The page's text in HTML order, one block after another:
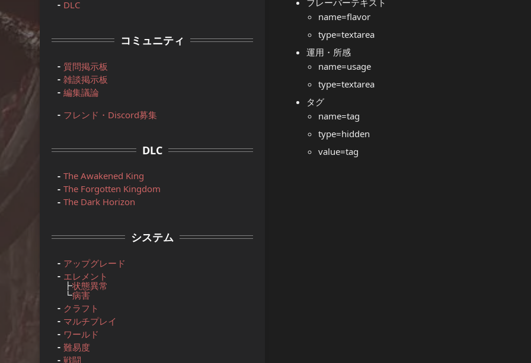
フレーバーテキスト
name=flavor
type=textarea
運用・所感
name=usage
type=textarea
タグ
name=tag
type=hidden
value=tag
DLC
コミュニティ
質問掲示板
雑談掲示板
編集議論
フレンド・Discord募集
DLC
The Awakened King
The Forgotten Kingdom
The Dark Horizon
システム
アップグレード
エレメント
┣状態異常
┗病害
クラフト
マルチプレイ
ワールド
難易度
戦闘